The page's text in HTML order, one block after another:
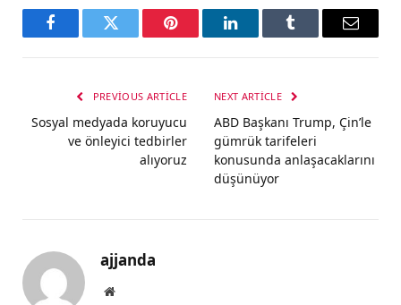
FacebookTwitter Pinterest LinkedInTumblr Email
PREVIOUS ARTICLE
Sosyal medyada koruyucu
ve önleyici tedbirler
alıyoruz
NEXT ARTICLE
ABD Başkanı Trump, Çin’le
gümrük tarifeleri
konusunda anlaşacaklarını
düşünüyor
ajjanda
Website